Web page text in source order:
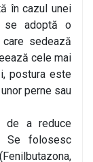
în cazul unei
se adoptă o
sedează
cele mai
postura este
perne sau
de a reduce
Se folosesc